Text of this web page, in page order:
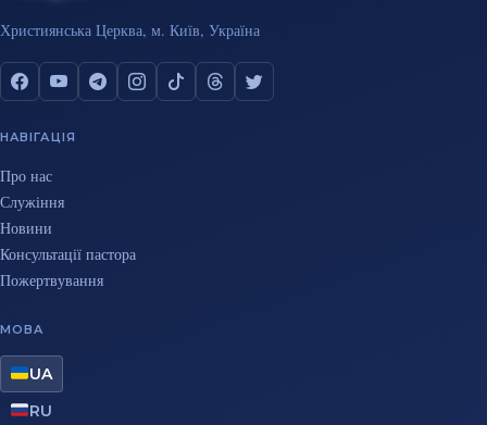
Християнська Церква, м. Київ, Україна
НАВІГАЦІЯ
Про нас
Служіння
Новини
Консультації пастора
Пожертвування
МОВА
UA
RU